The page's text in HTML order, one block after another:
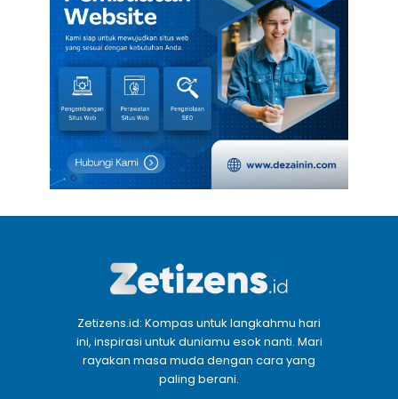
Zetizens.id: Kompas untuk langkahmu hari
ini, inspirasi untuk duniamu esok nanti. Mari
rayakan masa muda dengan cara yang
paling berani.